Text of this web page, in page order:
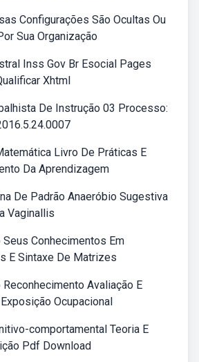
Configurações São Ocultas Ou
Sua Organização
Inss Gov Br Esocial Pages
Xhtml
De Instrução 03 Processo:
Livro De Práticas E
Da Aprendizagem
De Padrão Anaeróbio Sugestiva
Vaginallis
Conhecimentos Em
E Sintaxe De Matrizes
Avaliação E
Ocupacional
comportamental Teoria E
Pdf Download